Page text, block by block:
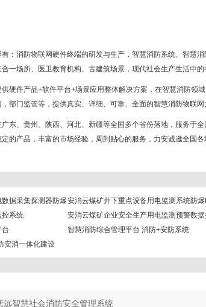
：消防物联网硬件终端的研发与生产，智慧消防系统、智慧
一场所、医卫教育机构、古建筑场景，现代社会生产生活中的
硬件产品+软件平台+场景应用整体解决方案，在智慧消防领
部门监管等，提供真实、详细、可靠、全面的智慧消防物联网
东、贵州、陕西、河北、新疆等全国多个省份落地，服务于
的产品，丰富的市场经验，周到贴心的服务，力安诚邀全国各
据采集探测器防爆安消云煤矿井下重点设备用电监测系统防
控系统
安消云煤矿企业安全生产用电监测预警数据
智慧消防综合管理平台 消防+安防系统
安消一体化建设